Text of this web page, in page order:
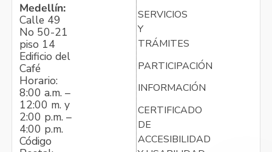
Medellín:
Calle 49
No 50-21
piso 14
Edificio del
Café
Horario:
8:00 a.m. –
12:00 m. y
2:00 p.m. –
4:00 p.m.
Código
SERVICIOS
Y
TRÁMITES
PARTICIPACIÓN
INFORMACIÓN
CERTIFICADO
DE
ACCESIBILIDAD